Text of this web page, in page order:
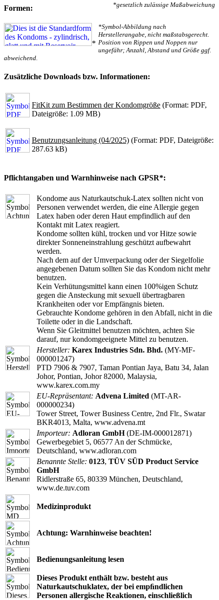
*gesetzlich zulässige Maßabweichung
Formen:
*
*Symbol-Abbildung nach
Herstellerangabe, nicht maßstabsgerecht.
Position von Rippen und Noppen nur
ungefähr; Anzahl, Abstand und Größe ggf.
abweichend.
Zusätzliche Downloads bzw. Informationen:
FitKit zum Bestimmen der Kondomgröße (Format: PDF,
Dateigröße: 1.09 MB)
Benutzungsanleitung (04/2025) (Format: PDF, Dateigröße:
287.63 kB)
Pflichtangaben und Warnhinweise nach GPSR*:
Kondome aus Naturkautschuk-Latex sollten nicht von
Personen verwendet werden, die eine Allergie gegen
Latex haben oder deren Haut empfindlich auf den
Kontakt mit Latex reagiert.
Kondome sollten kühl, trocken und vor Hitze sowie
direkter Sonneneinstrahlung geschützt aufbewahrt
werden.
Nach dem auf der Umverpackung oder der Siegelfolie
angegebenen Datum sollten Sie das Kondom nicht mehr
benutzen.
Kein Verhütungsmittel kann einen 100%igen Schutz
gegen die Ansteckung mit sexuell übertragbaren
Krankheiten oder vor Empfängnis bieten.
Gebrauchte Kondome gehören in den Abfall, nicht in die
Toilette oder in die Landschaft.
Wenn Sie Gleitmittel benutzen möchten, achten Sie
darauf, nur kondomgeeignete Mittel zu benutzen.
Hersteller: Karex Industries Sdn. Bhd. (MY-MF-
000001247)
PTD 7906 & 7907, Taman Pontian Jaya, Batu 34, Jalan
Johor, Pontian, Johor 82000, Malaysia,
www.karex.com.my
EU-Repräsentant: Advena Limited (MT-AR-
000000234)
Tower Street, Tower Business Centre, 2nd Flr., Swatar
BKR4013, Malta, www.advena.mt
Importeur: Adloran GmbH(DE-IM-000012871)
Gewerbegebiet 5, 06577 An der Schmücke,
Deutschland, www.adloran.com
Benannte Stelle: 0123, TÜV SÜD Product Service
GmbH
Ridlerstraße 65, 80339 München, Deutschland,
www.de.tuv.com
Medizinprodukt
Achtung: Warnhinweise beachten!
Bedienungsanleitung lesen
Dieses Produkt enthält bzw. besteht aus
Naturkautschuklatex, der bei empﬁndlichen
Personen allergische Reaktionen, einschließlich